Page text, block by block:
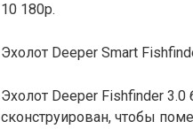
10 180р.
Эхолот Deeper Smart
Эхолот Deeper Fishfinder
cконструирован, чтобы